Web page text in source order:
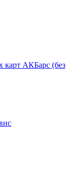
карт АКБарс (без